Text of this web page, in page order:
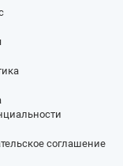
соглашение